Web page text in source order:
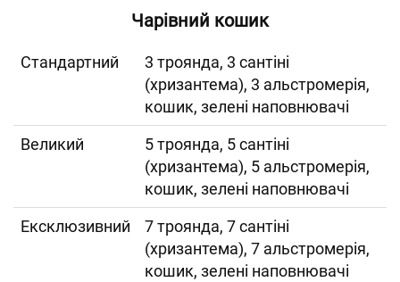
Чарівний кошик
Cтандартний
3 троянда, 3 сантіні
(хризантема), 3 альстромерія,
кошик, зелені наповнювачі
Великий
5 троянда, 5 сантіні
(хризантема), 5 альстромерія,
кошик, зелені наповнювачі
Ексклюзивний
7 троянда, 7 сантіні
(хризантема), 7 альстромерія,
кошик, зелені наповнювачі